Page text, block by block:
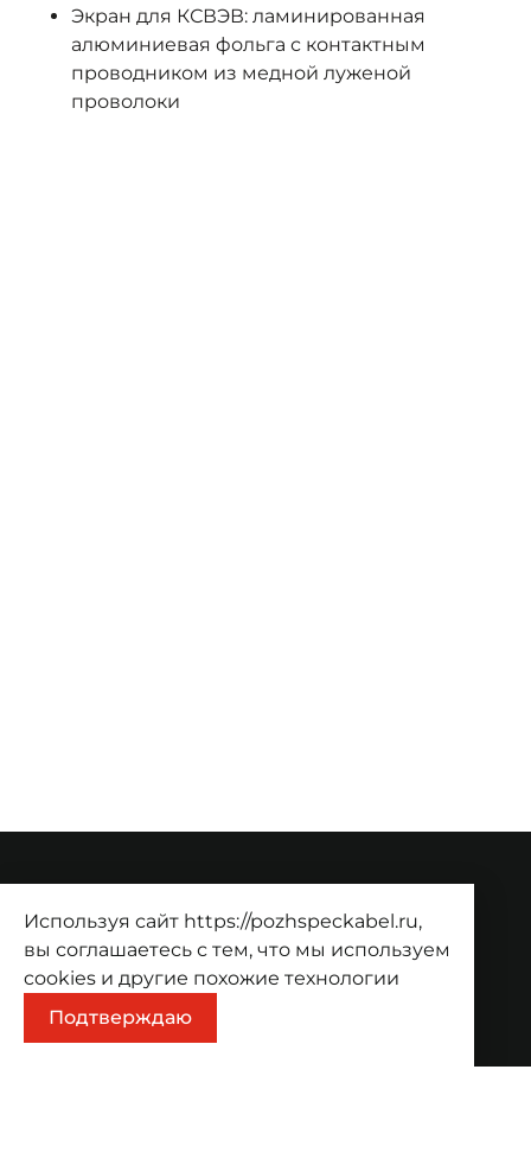
Экран для КСВЭВ: ламинированная
алюминиевая фольга с контактным
проводником из медной луженой
проволоки
О компании Проекты Контакты
Продукция
Каталог Корзина
Используя сайт https://pozhspeckabel.ru,
вы соглашаетесь с тем, что мы используем
cookies и другие похожие технологии
Подтверждаю